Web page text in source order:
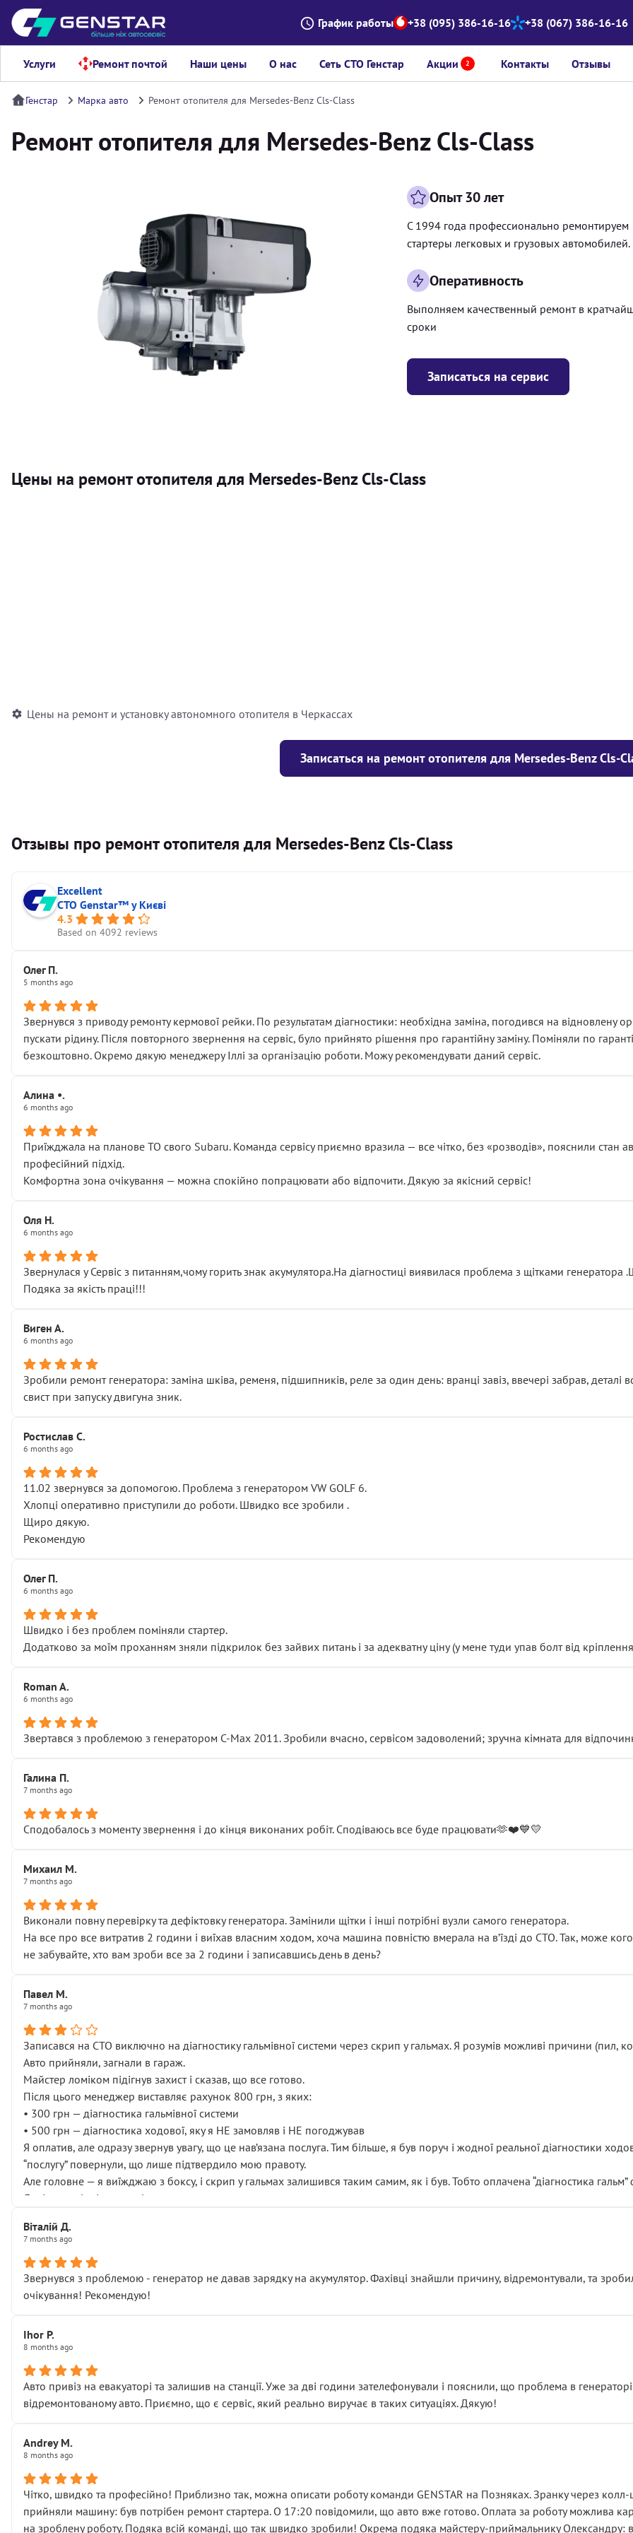
График работы +38 (095) 386-16-16 +38 (067) 386-16-16
Услуги Ремонт почтой Наши цены О нас Сеть СТО Генстар Акции 2 Контакты Отзывы
Генстар Марка авто Ремонт отопителя для Mersedes-Benz Cls-Class
Ремонт отопителя для Mersedes-Benz Cls-Class
Записаться на сервис
Опыт 30 лет
С 1994 года профессионально ремонтируем
стартеры легковых и грузовых автомобилей.
Оперативность
Выполняем качественный ремонт в
сроки
Цены на ремонт отопителя для Mersedes-Benz Cls-Class
Цены на ремонт и установку автономного отопителя в Черкассах
Записаться на ремонт отопителя для Mersedes-Benz Cls-
Отзывы про ремонт отопителя для Mersedes-Benz Cls-Class
Excellent
СТО Genstar™ у Києві
4.3
Based on 4092 reviews
Олег П.
5 months ago
Звернувся з приводу ремонту кермової рейки. По результатам діагностики: необхідна заміна, погодився на відновлену
пускати рідину. Після повторного звернення на сервіс, було прийнято рішення про гарантійну заміну. Поміняли по
безкоштовно. Окремо дякую менеджеру Іллі за організацію роботи. Можу рекомендувати даний сервіс.
Алина •.
6 months ago
Приїжджала на планове ТО свого Subaru. Команда сервісу приємно вразила — все чітко, без «розводів», пояснили стан
професійний підхід.
Комфортна зона очікування — можна спокійно попрацювати або відпочити. Дякую за якісний сервіс!
Оля Н.
6 months ago
Звернулася у Сервіс з питанням,чому горить знак акумулятора.На діагностиці виявилася проблема з щітками
Подяка за якість праці!!!
Виген А.
6 months ago
Зробили ремонт генератора: заміна шківа, ременя, підшипників, реле за один день: вранці завіз, ввечері забрав, деталі
свист при запуску двигуна зник.
Ростислав С.
6 months ago
11.02 звернувся за допомогою. Проблема з генератором VW GOLF 6.
Хлопці оперативно приступили до роботи. Швидко все зробили .
Щиро дякую.
Рекомендую
Олег П.
6 months ago
Швидко і без проблем поміняли стартер.
Додатково за моїм проханням зняли підкрилок без зайвих питань і за адекватну ціну (у мене туди упав болт від
Roman A.
6 months ago
Звертався з проблемою з генератором C-Max 2011. Зробили вчасно, сервісом задоволений; зручна кімната для
Галина П.
7 months ago
Сподобалось з моменту звернення і до кінця виконаних робіт. Сподіваюсь все буде працювати🫶❤️💙💛
Михаил М.
7 months ago
Виконали повну перевірку та дефіктовку генератора. Замінили щітки і інші потрібні вузли самого генератора.
На все про все витратив 2 години і виїхав власним ходом, хоча машина повністю вмерала на вʼїзді до СТО. Так, може
не забувайте, хто вам зроби все за 2 години і записавшись день в день?
Павел М.
7 months ago
Записався на СТО виключно на діагностику гальмівної системи через скрип у гальмах. Я розумів можливі причини (пил,
Авто прийняли, загнали в гараж.
Майстер ломіком підігнув захист і сказав, що все готово.
Після цього менеджер виставляє рахунок 800 грн, з яких:
• 300 грн — діагностика гальмівної системи
• 500 грн — діагностика ходової, яку я НЕ замовляв і НЕ погоджував
Я оплатив, але одразу звернув увагу, що це нав’язана послуга. Тим більше, я був поруч і жодної реальної діагностики
“послугу” повернули, що лише підтвердило мою правоту.
Але головне — я виїжджаю з боксу, і скрип у гальмах залишився таким самим, як і був. Тобто оплачена “діагностика
Далі ситуація тільки погіршилась:
• що біля авто стояти вже не можна
( ну все зняли та доробили) дякую!
Окремий момент, який виглядає абсурдно:
мені заявили, що бачок гальмівної рідини потрібно міняти разом із головним гальмівним циліндром у зборі.
Що прикро — це не перший мій візит. Раніше міняв у вас стартер, і тоді сервіс наче справив хороше враження. Але
пояснили, що це “старі гайки, які відкручували”, і попросили не хвилюватися. ( надіюсь новий власник, не застяг в полі))
Але після нинішнього візиту такі дрібниці вже не здаються дрібницями.
Я — клієнт, який працює на довірі, і саме її цей сервіс серйозно підірвав.
Хотілося б більше:
• прозорості в роботах і рахунках
• реальної діагностики, а не формального “подивились і поїхав”
На жаль, складається враження, що сервіс працює не на якість, а “аби швидше і дорожче”. Саме це і псує загальне
Стосовно комунікації - все добре
Віталій Д.
7 months ago
Звернувся з проблемою - генератор не давав зарядку на акумулятор. Фахівці знайшли причину, відремонтували, та
очікування! Рекомендую!
Ihor P.
8 months ago
Авто привіз на евакуаторі та залишив на станції. Уже за дві години зателефонували і пояснили, що проблема в
відремонтованому авто. Приємно, що є сервіс, який реально виручає в таких ситуаціях. Дякую!
Andrey M.
8 months ago
Чітко, швидко та професійно! Приблизно так, можна описати роботу команди GENSTAR на Позняках. Зранку через колл-
прийняли машину: був потрібен ремонт стартера. О 17:20 повідомили, що авто вже готово. Оплата за роботу можлива
на зроблену роботу. Подяка всій команді, що так швидко зробили! Окрема подяка майстеру-приймальнику Олександру: